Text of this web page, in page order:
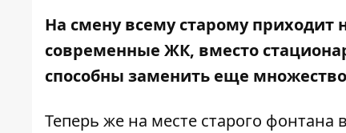
На смену всему старому приходит
современные ЖК, вместо
способны заменить еще
Теперь же на месте старого фонтана